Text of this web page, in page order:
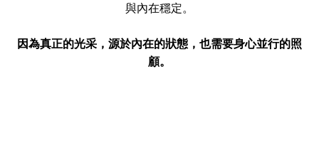
與內在穩定。
因為真正的光采，源於內在的狀態，也需要身心並行的照
顧。